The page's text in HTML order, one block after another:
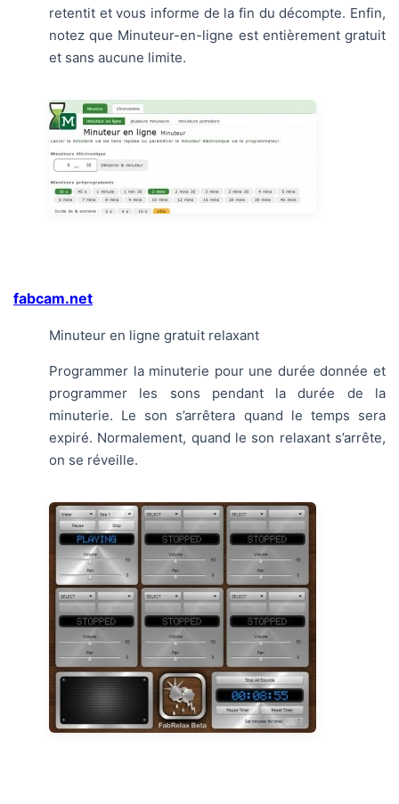
retentit et vous informe de la fin du décompte. Enfin,
notez que Minuteur-en-ligne est entièrement gratuit
et sans aucune limite.
fabcam.net
Minuteur en ligne gratuit relaxant
Programmer la minuterie pour une durée donnée et
programmer les sons pendant la durée de la
minuterie. Le son s’arrêtera quand le temps sera
expiré. Normalement, quand le son relaxant s’arrête,
on se réveille.